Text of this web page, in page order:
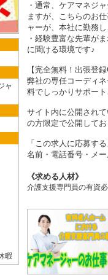
ャ
暇
・通常、ケアマネジ
ますが、こちらのお
ャーが、本社に勤務
・経験豊富な先輩が
に聞ける環境です♪
【完全無料！出張登
弊社の専任コーディ
料でしっかりサポート
サイト内に公開され
の方限定で公開して
「この求人に応募す
名前・電話番号・メ
求める人材
介護支援専門員の有資